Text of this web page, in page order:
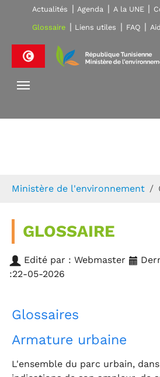
Skip to main navigation
Aller au contenu principal
Skip to page footer
Actualités Agenda A la UNE
Glossaire Liens utiles FAQ
Ministère de l'environnement
GLOSSAIRE
Edité par : Webmaster
:22-05-2026
Glossaires
Armature urbaine
L'ensemble du parc urbain,